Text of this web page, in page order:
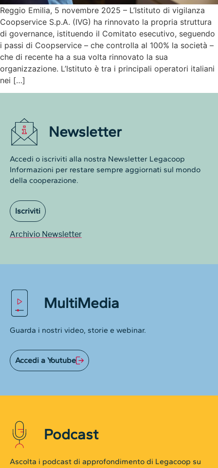
Reggio Emilia, 5 novembre 2025 – L’Istituto di vigilanza
Coopservice S.p.A. (IVG) ha rinnovato la propria struttura
di governance, istituendo il Comitato esecutivo, seguendo
i passi di Coopservice – che controlla al 100% la società –
che di recente ha a sua volta rinnovato la sua
organizzazione. L’Istituto è tra i principali operatori italiani
nei […]
Newsletter
Accedi o iscriviti alla nostra Newsletter Legacoop
Informazioni per restare sempre aggiornati sul mondo
della cooperazione.
Iscriviti
Archivio Newsletter
MultiMedia
Guarda i nostri video, storie e webinar.
Accedi a Youtube
Podcast
Ascolta i podcast di approfondimento di Legacoop su